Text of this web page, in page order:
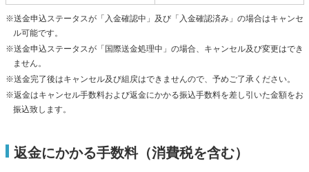
※送金申込ステータスが「入金確認中」及び「入金確認済み」の場合はキャンセ
ル可能です。
※送金申込ステータスが「国際送金処理中」の場合、キャンセル及び変更はでき
ません。
※送金完了後はキャンセル及び組戻はできませんので、予めご了承ください。
※返金はキャンセル手数料および返金にかかる振込手数料を差し引いた金額をお
振込致します。
返金にかかる手数料（消費税を含む）